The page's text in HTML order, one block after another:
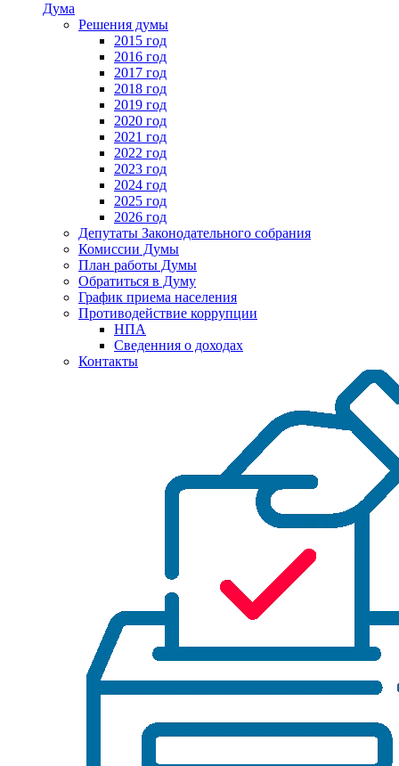
Дума
Решения думы
2015 год
2016 год
2017 год
2018 год
2019 год
2020 год
2021 год
2022 год
2023 год
2024 год
2025 год
2026 год
Депутаты Законодательного собрания
Комиссии Думы
План работы Думы
Обратиться в Думу
График приема населения
Противодействие коррупции
НПА
Сведенния о доходах
Контакты